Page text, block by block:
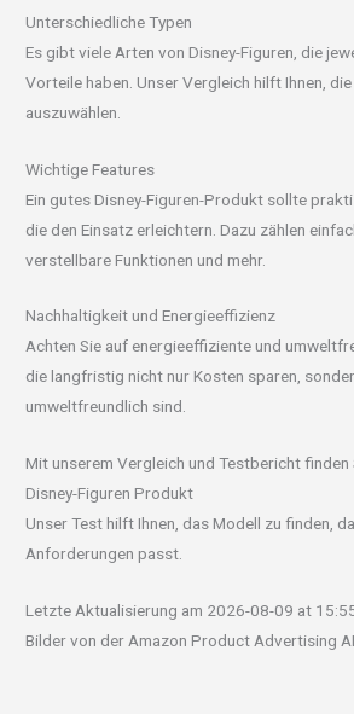
Unterschiedliche Typen
Es gibt viele Arten von Disney-Figuren, die
Vorteile haben. Unser Vergleich hilft Ihnen,
auszuwählen.
Wichtige Features
Ein gutes Disney-Figuren-Produkt sollte
die den Einsatz erleichtern. Dazu zählen
verstellbare Funktionen und mehr.
Nachhaltigkeit und Energieeffizienz
Achten Sie auf energieeffiziente und
die langfristig nicht nur Kosten sparen,
umweltfreundlich sind.
Mit unserem Vergleich und Testbericht
Disney-Figuren Produkt
Unser Test hilft Ihnen, das Modell zu finden,
Anforderungen passt.
Letzte Aktualisierung am 2026-08-09 at
Bilder von der Amazon Product Advertising